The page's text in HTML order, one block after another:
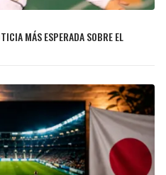
MÁS ESPERADA SOBRE EL